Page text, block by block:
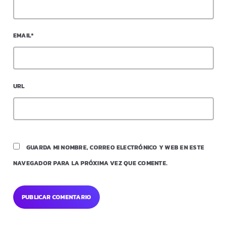
EMAIL*
URL
GUARDA MI NOMBRE, CORREO ELECTRÓNICO Y WEB EN ESTE
NAVEGADOR PARA LA PRÓXIMA VEZ QUE COMENTE.